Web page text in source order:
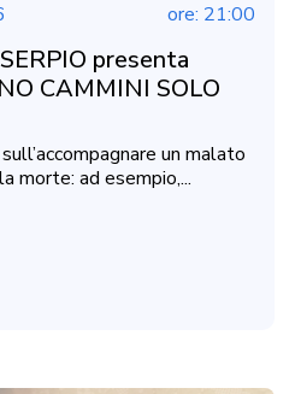
ore: 21:00
presenta
CAMMINI SOLO
un malato
morte: ad esempio,...